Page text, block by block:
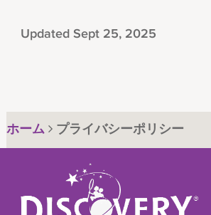
Updated Sept 25, 2025
ホーム プライバシーポリシー